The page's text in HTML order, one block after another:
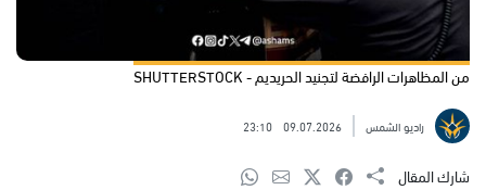
من المظاهرات الرافضة لتجنيد الحريديم - SHUTTERSTOCK
راديو الشمس 09.07.2026
23:10
شارك المقال